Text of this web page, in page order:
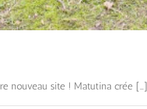
nouveau site ! Matutina crée [...]